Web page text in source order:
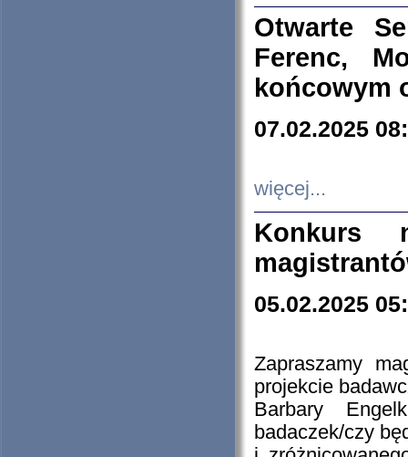
Otwarte
Ferenc,
końcowym
07.02.2025
więcej...
Konkurs
05.02.2025
Zapraszamy
projekcie
Barbary
badaczek/czy